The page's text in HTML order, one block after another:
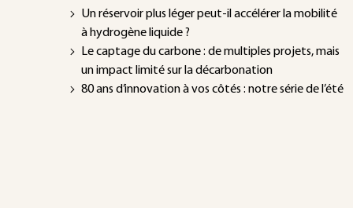
Un réservoir plus léger peut-il accélérer la mobilité
à hydrogène liquide ?
Le captage du carbone : de multiples projets, mais
un impact limité sur la décarbonation
80 ans d’innovation à vos côtés : notre série de l’été